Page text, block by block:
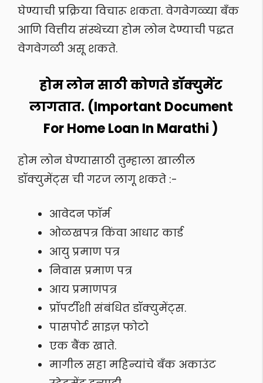
घेण्याची प्रक्रिया विचारू शकता. वेगवेगळ्या बँक
आणि वित्तीय संस्थेच्या होम लोन देण्याची पद्धत
वेगवेगळी असू शकते.
होम लोन साठी कोणते डॉक्युमेंट
लागतात. (Important Document
For Home Loan In Marathi )
होम लोन घेण्यासाठी तुम्हाला खालील
डॉक्युमेंट्स ची गरज लागू शकते :-
आवेदन फॉर्म
ओळखपत्र किंवा आधार कार्ड
आयु प्रमाण पत्र
निवास प्रमाण पत्र
आय प्रमाणपत्र
प्रॉपर्टीशी संबंधित डॉक्युमेंट्स.
पासपोर्ट साइज़ फोटो
एक बैंक खाते.
मागील सहा महिन्यांचे बँक अकाउंट